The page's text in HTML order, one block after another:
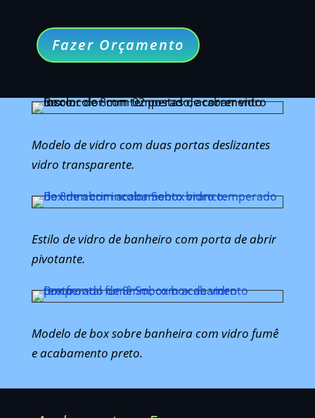
Fazer Orçamento
Modelo de vidro com duas portas deslizantes
vidro transparente.
Estilo de vidro de banheiro com porta de abrir
pivotante.
Modelo de box sobre banheira com vidro fumê
e acabamento preto.